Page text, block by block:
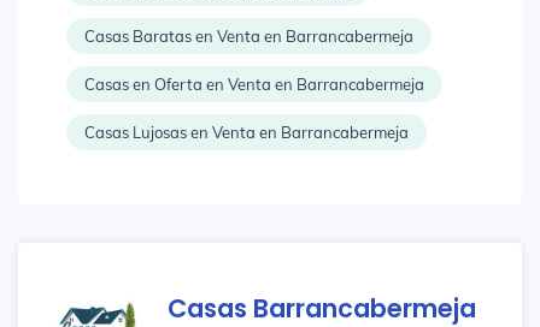
Casas Baratas en Venta en Barrancabermeja
Casas en Oferta en Venta en Barrancabermeja
Casas Lujosas en Venta en Barrancabermeja
Casas Barrancabermeja